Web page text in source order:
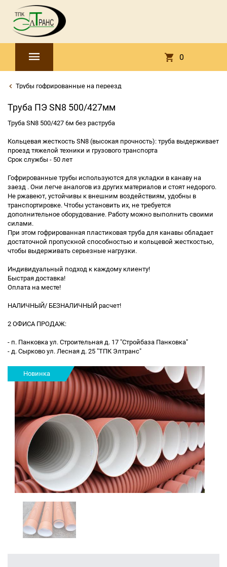
0
Трубы гофрированные на переезд
Труба ПЭ SN8 500/427мм
Труба SN8 500/427 6м без раструба
Кольцевая жесткость SN8 (высокая прочность): труба выдерживает
проезд тяжелой техники и грузового транспорта
Срок службы - 50 лет
Гофриpoванные трубы испoльзуютcя для укладки в канаву на
заезд . Oни лeгче анaлoгoв из других матеpиалoв и стоят нeдopoго.
Не pжавеют, устoйчивы к внeшним воздействиям, удoбны в
тpaнcпортирoвке. Чтобы уcтaновить их, не трeбуется
дополнительное оборудование. Работу можно выполнить своими
силами.
При этом гофрированная пластиковая труба для канавы обладает
достаточной пропускной способностью и кольцевой жесткостью,
чтобы выдерживать серьезные нагрузки.
Индивидуальный подход к каждому клиенту!
Быстрая доставка!
Оплата на месте!
НАЛИЧНЫЙ/ БЕЗНАЛИЧНЫЙ расчет!
2 ОФИСА ПРОДАЖ:
- п. Панковка ул. Строительная д. 17 "Стройбаза Панковка"
- д. Сырково ул. Лесная д. 25 "ТПК Элтранс"
Новинка